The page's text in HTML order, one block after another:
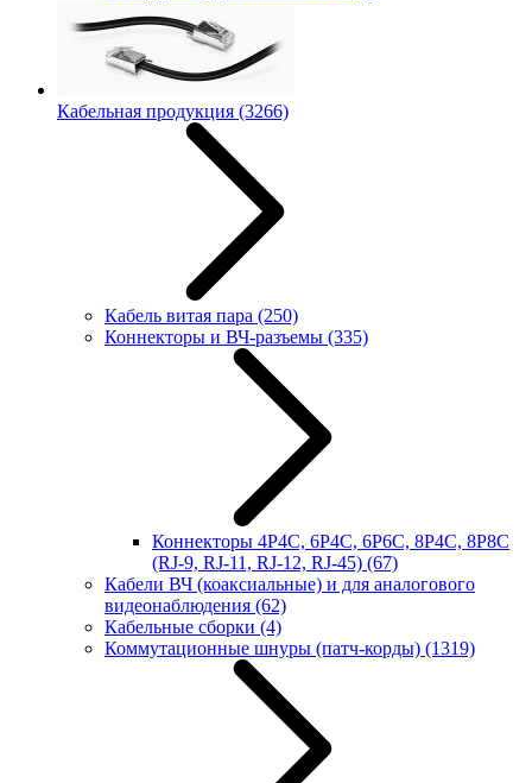
Кабельная продукция (3266)
Кабель витая пара (250)
Коннекторы и ВЧ-разъемы (335)
Коннекторы 4P4C, 6P4C, 6P6C, 8P4C, 8P8C
(RJ-9, RJ-11, RJ-12, RJ-45) (67)
Кабели ВЧ (коаксиальные) и для аналогового
видеонаблюдения (62)
Кабельные сборки (4)
Коммутационные шнуры (патч-корды) (1319)